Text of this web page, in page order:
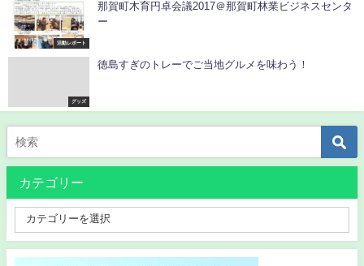
活動レポート
那賀町木育円卓会議2017＠那賀町林業ビジネスセンタ
ー
グッズ
徳島すぎのトレーでご当地グルメを味わう！
カテゴリー